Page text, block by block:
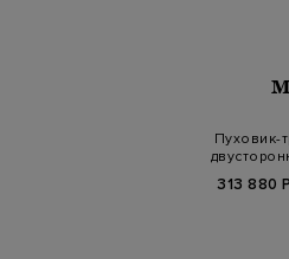
Пуховик-
313 880